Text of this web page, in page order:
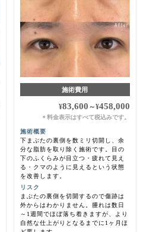
施術費用
¥83,600 ～¥458,000
＊ 料金表示はすべて税込みです。
施術概要
下まぶたの裏側を数ミリ切開し、余
分な脂肪を取り除く施術です。目の
下のふくらみが目立つ・疲れて見え
る・クマのように見えるという状態
を改善します。
リスク
まぶたの裏側を切開するので傷跡は
外からはわかりません。腫れは数日
～1週間でほぼ落ち着きますが、より
自然な仕上がりとなるまでに1ヶ月ほ